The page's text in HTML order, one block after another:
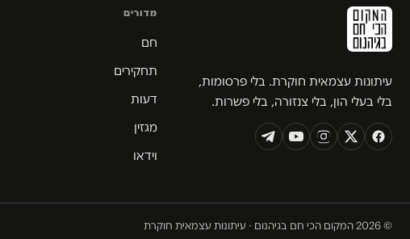
עיתונות עצמאית חוקרת. בלי פרסומות,
בלי בעלי הון, בלי צנזורה, בלי פשרות.
מדורים
חם
תחקירים
דעות
מגזין
וידאו
© 2026 המקום הכי חם בגיהנום · עיתונות עצמאית חוקרת